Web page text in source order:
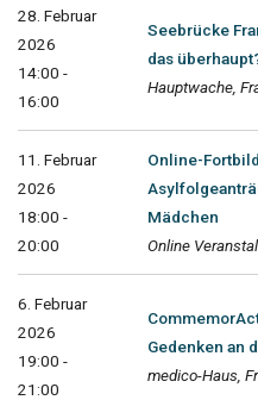
28. Februar
2026
14:00 -
16:00
Seebrücke
das
Hauptwache,
11. Februar
2026
18:00 -
20:00
Online-
Mädchen
Online
6. Februar
2026
19:00 -
21:00
Gedenken an
medico-Haus,